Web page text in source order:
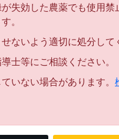
失効した農薬でも使用禁
。
ないよう適切に処分して
士等にご相談ください。
いない場合があります。